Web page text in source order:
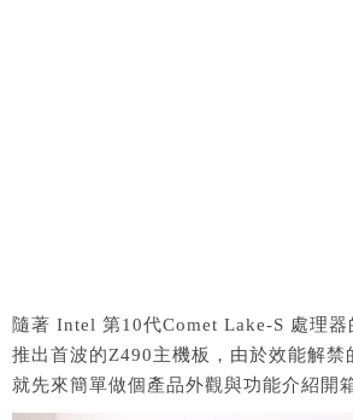
隨著 Intel 第10代Comet Lake-S 處理
推出首波的Z490主機板，由於效能解禁
就先來簡單做個產品外觀與功能介紹開